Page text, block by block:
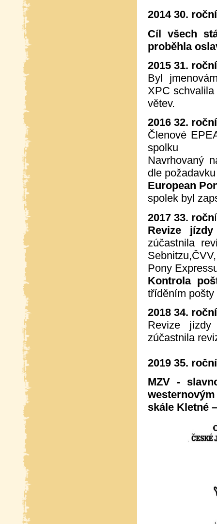
2014 30.
Cíl všech
proběhla
2015 31.
Byl
XPC
větev.
2016 32.
Členové
spolku
Navrhovaný
dle
European
spolek byl
2017 33. ročn
Revize
zúčastnila
Pony
Kontrola
tříděním
2018 34.
Revize
zúčastnila
2019 35. roční
MZV -
skále Kletné